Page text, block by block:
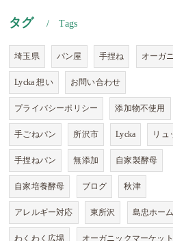
タグ Tags
埼玉県 パン屋 手捏ね オーガ
Lycka 想い お問い合わせ
プライバシーポリシー 添加物不使用
手ごねパン 所沢市 Lycka リュ
手捏ねパン 無添加 自家製酵母
自家培養酵母 ブログ 秋津
アレルギー対応 東所沢 島忠ホー
わくわく広場 オーガニックマーケット